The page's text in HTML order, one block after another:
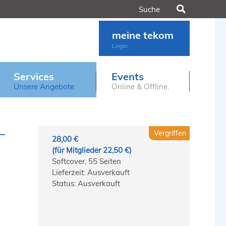
Services
Unsere Angebote.
Events
Online & Offline.
meine tekom
Login.
Vergriffen
28,00 €
(für Mitglieder 22,50 €)
Softcover, 55 Seiten
Lieferzeit: Ausverkauft
Status: Ausverkauft